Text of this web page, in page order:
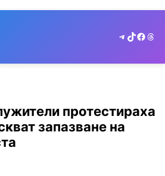
Telegram
TikTok
протестираха
запазване на